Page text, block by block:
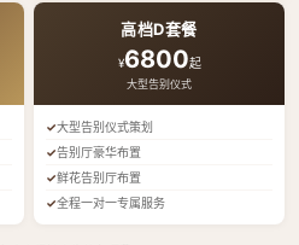
高档D套餐
¥6800起
大型告别仪式
大型告别仪式策划
告别厅豪华布置
鲜花告别厅布置
全程一对一专属服务